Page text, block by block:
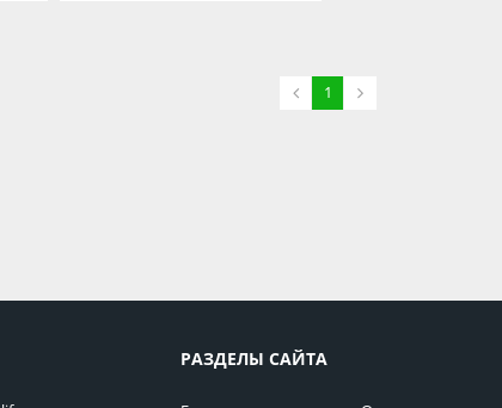
1
РАЗДЕЛЫ САЙТА